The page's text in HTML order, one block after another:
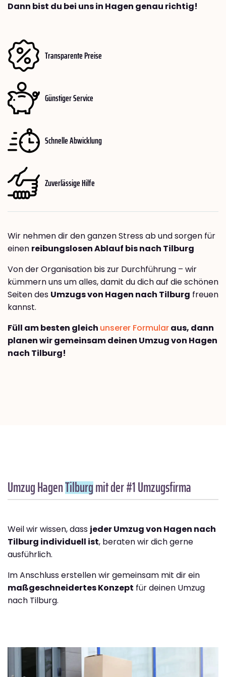
Dann bist du bei uns in Hagen genau richtig!
Transparente Preise
Günstiger Service
Schnelle Abwicklung
Zuverlässige Hilfe
Wir nehmen dir den ganzen Stress ab und sorgen für
einen reibungslosen Ablauf bis nach Tilburg
Von der Organisation bis zur Durchführung – wir
kümmern uns um alles, damit du dich auf die schönen
Seiten des Umzugs von Hagen nach Tilburg freuen
kannst.
Füll am besten gleich unserer Formularaus, dann
planen wir gemeinsam deinen Umzug von Hagen
nach Tilburg!
Umzug HagenTilburgmit der #1 Umzugsfirma
Weil wir wissen, dass jeder Umzug von Hagen nach
Tilburg individuell ist, beraten wir dich gerne
ausführlich.
Im Anschluss erstellen wir gemeinsam mit dir ein
maßgeschneidertes Konzept für deinen Umzug
nach Tilburg.